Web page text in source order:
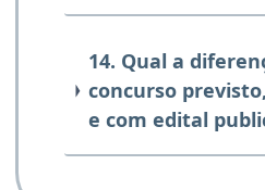
14. Qual a
concurso
e com edital